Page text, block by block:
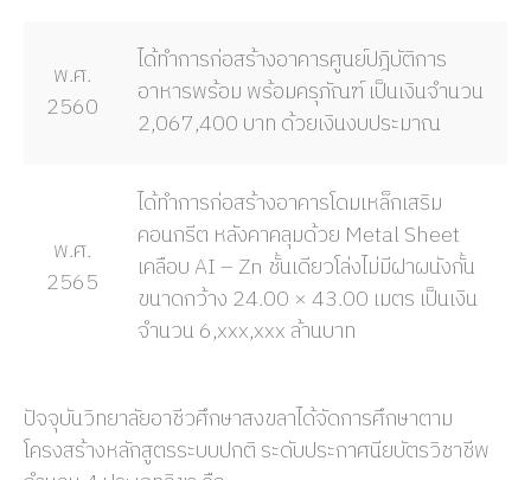
พ.ศ.
2560
ได้ทำการก่อสร้างอาคารศูนย์ปฎิบัติการ
อาหารพร้อม พร้อมครุภัณฑ์ เป็นเงินจำนวน
2,067,400 บาท ด้วยเงินงบประมาณ
พ.ศ.
2565
ได้ทำการก่อสร้างอาคารโดมเหล็กเสริม
คอนกรีต หลังคาคลุมด้วย Metal Sheet
เคลือบ AI – Zn ชั้นเดียวโล่งไม่มีฝาผนังกั้น
ขนาดกว้าง 24.00 × 43.00 เมตร เป็นเงิน
จำนวน 6,xxx,xxx ล้านบาท
ปัจจุบันวิทยาลัยอาชีวศึกษาสงขลาได้จัดการศึกษาตาม
โครงสร้างหลักสูตรระบบปกติ ระดับประกาศนียบัตรวิชาชีพ